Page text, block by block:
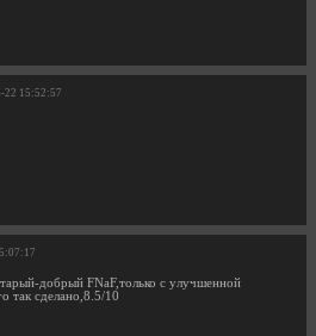
22 15:52:57
добрый FNaF,только с улучшенной
так сделано,8.5/10